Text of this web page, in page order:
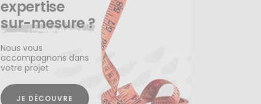
expertise
sur-mesure ?
Nous vous
accompagnons dans
votre projet
JE DÉCOUVRE